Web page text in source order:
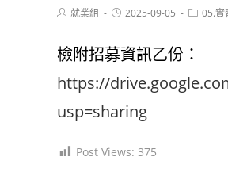
Post就業組
Post2025-09-05
Post05.實
檢附招募資訊乙份：
https://
usp=sharing
Post Views: 375